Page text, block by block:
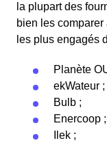
la plupart des
bien les
les plus engagés
Planète
ekWateur ;
Bulb ;
Enercoop ;
Ilek ;